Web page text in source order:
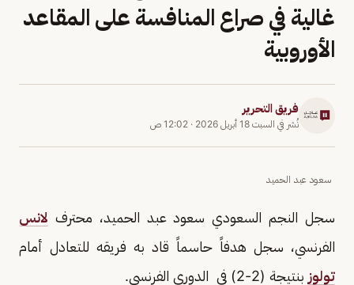
غالية في صراع المنافسة على المقاعد
الأوروبية
فريق التحرير
نُشر في السبت 18 أبريل 2026 · 12:02 ص
سعود عبد الحميد
سجل النجم السعودي سعود عبد الحميد، محترف لانس
الفرنسي، سجل هدفاً حاسماً قاد به فريقه للتعادل أمام
تولوز بنتيجة (2-2) في الدوري الفرنسي.